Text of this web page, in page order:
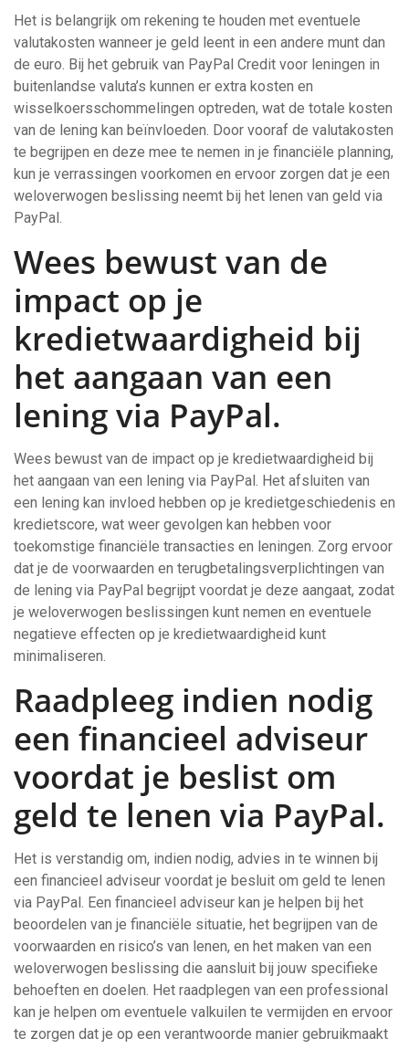
Het is belangrijk om rekening te houden met eventuele
valutakosten wanneer je geld leent in een andere munt dan
de euro. Bij het gebruik van PayPal Credit voor leningen in
buitenlandse valuta’s kunnen er extra kosten en
wisselkoersschommelingen optreden, wat de totale kosten
van de lening kan beïnvloeden. Door vooraf de valutakosten
te begrijpen en deze mee te nemen in je financiële planning,
kun je verrassingen voorkomen en ervoor zorgen dat je een
weloverwogen beslissing neemt bij het lenen van geld via
PayPal.
Wees bewust van de
impact op je
kredietwaardigheid bij
het aangaan van een
lening via PayPal.
Wees bewust van de impact op je kredietwaardigheid bij
het aangaan van een lening via PayPal. Het afsluiten van
een lening kan invloed hebben op je kredietgeschiedenis en
kredietscore, wat weer gevolgen kan hebben voor
toekomstige financiële transacties en leningen. Zorg ervoor
dat je de voorwaarden en terugbetalingsverplichtingen van
de lening via PayPal begrijpt voordat je deze aangaat, zodat
je weloverwogen beslissingen kunt nemen en eventuele
negatieve effecten op je kredietwaardigheid kunt
minimaliseren.
Raadpleeg indien nodig
een financieel adviseur
voordat je beslist om
geld te lenen via PayPal.
Het is verstandig om, indien nodig, advies in te winnen bij
een financieel adviseur voordat je besluit om geld te lenen
via PayPal. Een financieel adviseur kan je helpen bij het
beoordelen van je financiële situatie, het begrijpen van de
voorwaarden en risico’s van lenen, en het maken van een
weloverwogen beslissing die aansluit bij jouw specifieke
behoeften en doelen. Het raadplegen van een professional
kan je helpen om eventuele valkuilen te vermijden en ervoor
te zorgen dat je op een verantwoorde manier gebruikmaakt